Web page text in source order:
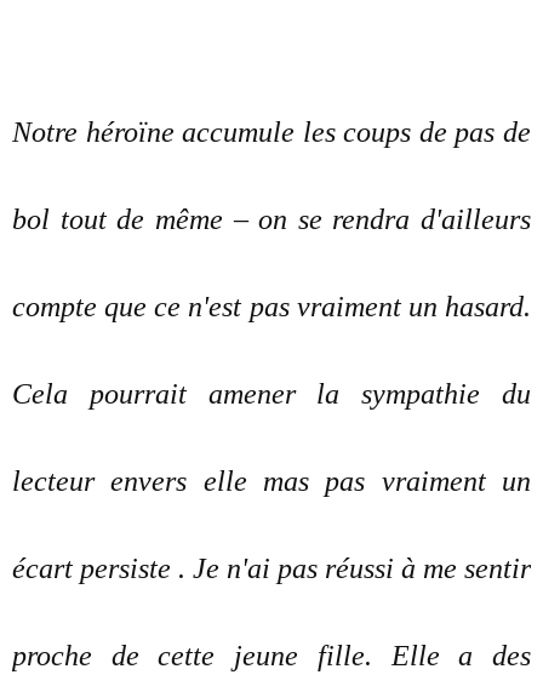
Notre héroïne accumule les coups de pas de
bol tout de même – on se rendra d'ailleurs
compte que ce n'est pas vraiment un hasard.
Cela pourrait amener la sympathie du
lecteur envers elle mas pas vraiment un
écart persiste . Je n'ai pas réussi à me sentir
proche de cette jeune fille. Elle a des